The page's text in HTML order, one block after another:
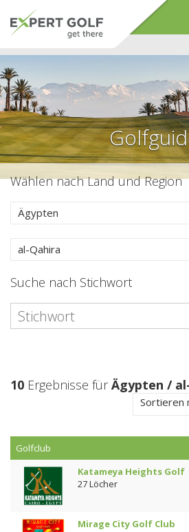
Wählen nach Land und Region
Ägypten
al-Qahira
Suche nach Stichwort
10 Ergebnisse fürÄgypten /
Sortieren
Golfclub
Katameya Heights Golf
27 Löcher
Mirage City Golf Club